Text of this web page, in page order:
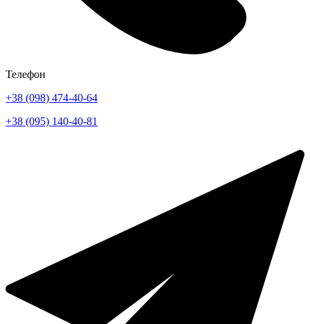
Телефон
+38 (098) 474-40-64
+38 (095) 140-40-81